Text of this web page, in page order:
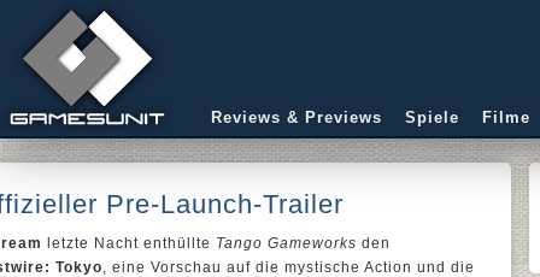
Reviews & Previews Spiele Filme
Pre-Launch-Trailer
letzte Nacht enthüllte Tango Gameworks den
Tokyo, eine Vorschau auf die mystische Action und die